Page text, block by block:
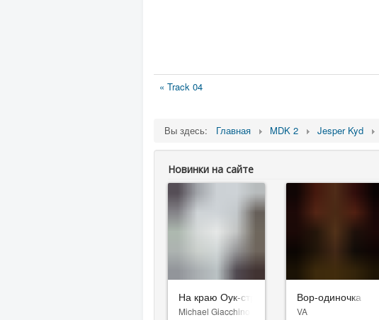
« Track 04
Вы здесь: Главная MDK 2 Jesper Kyd
Новинки на сайте
На краю Оук-стрит
Michael Giacchino
Вор-одиночка
VA